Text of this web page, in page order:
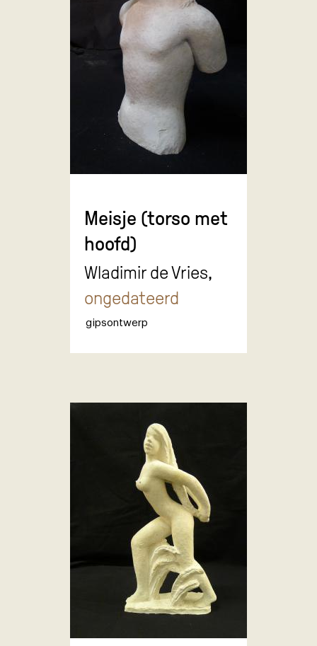
Meisje (torso met
hoofd)
Wladimir de Vries,
ongedateerd
gipsontwerp